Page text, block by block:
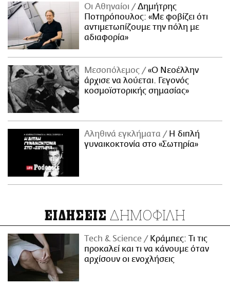
Οι Αθηναίοι
Δημήτρης
Ποτηρόπουλος: «Με φοβίζει ότι
αντιμετωπίζουμε την πόλη με
αδιαφορία»
Μεσοπόλεμος
«Ο Νεοέλλην
άρχισε να λούεται. Γεγονός
κοσμοϊστορικής σημασίας»
Αληθινά εγκλήματα
Η διπλή
γυναικοκτονία στο «Σωτηρία»
ΕΙΔΗΣΕΙΣ ΔΗΜΟΦΙΛΗ
Τech & Science
Κράμπες: Τι τις
προκαλεί και τι να κάνουμε όταν
αρχίσουν οι ενοχλήσεις